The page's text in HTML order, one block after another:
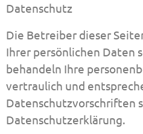
Datenschutz
Die Betreiber dieser
Ihrer persönlichen Daten
behandeln Ihre
vertraulich und
Datenschutzvorschriften
Datenschutzerklärung.